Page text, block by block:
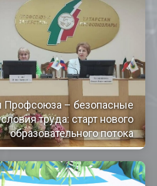
Профсоюза – безопасные
труда: старт нового
образовательного потока